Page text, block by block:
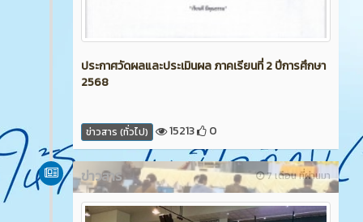
ประกาศวัดผลและประเมินผล ภาคเรียนที่ 2 ปีการศึกษา
2568
ข่าวสาร (ทั่วไป) 15213 0
7 เดือน ที่ผ่านมา
ข่าวสาร